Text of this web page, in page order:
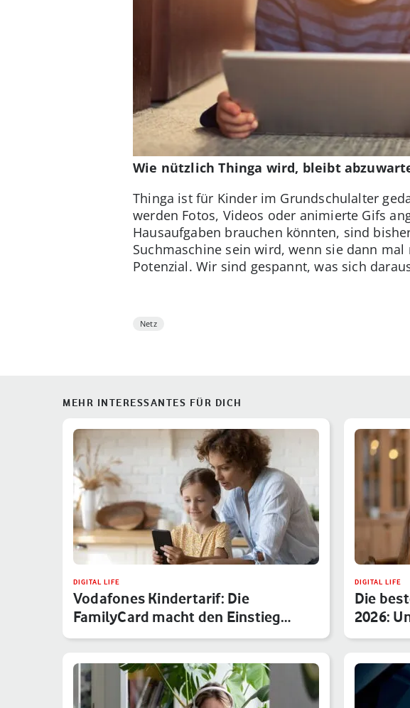
Wie nützlich Thinga wird, bleibt
Thinga ist für Kinder im Grundschulalter
werden Fotos, Videos oder animierte Gifs
Hausaufgaben brauchen könnten, sind
Suchmaschine sein wird, wenn sie dann
Potenzial. Wir sind gespannt, was sich
Netz
MEHR INTERESSANTES FÜR DICH
DIGITAL LIFE
Vodafones Kindertarif: Die
FamilyCard macht den Einstieg
sicher
DIGITAL LIFE
Die
2026: